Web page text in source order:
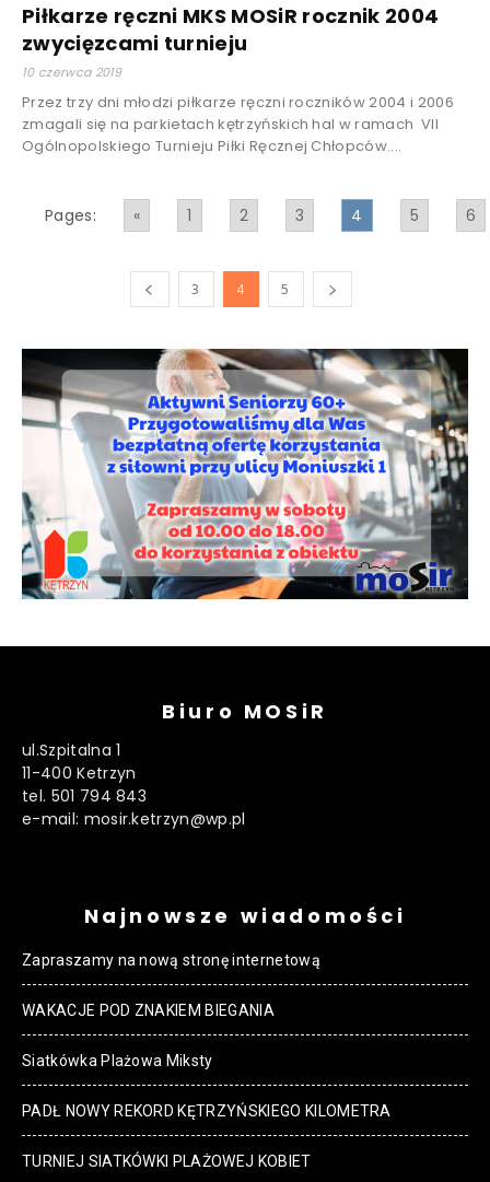
Piłkarze ręczni MKS MOSiR rocznik 2004
zwycięzcami turnieju
10 czerwca 2019
Przez trzy dni młodzi piłkarze ręczni roczników 2004 i 2006
zmagali się na parkietach kętrzyńskich hal w ramach VII
Ogólnopolskiego Turnieju Piłki Ręcznej Chłopców....
Pages: « 1 2 3 4 5 6
3 4 5
Biuro MOSiR
ul.Szpitalna 1
11-400 Ketrzyn
tel. 501 794 843
e-mail: mosir.ketrzyn@wp.pl
Najnowsze wiadomości
Zapraszamy na nową stronę internetową
WAKACJE POD ZNAKIEM BIEGANIA
Siatkówka Plażowa Miksty
PADŁ NOWY REKORD KĘTRZYŃSKIEGO KILOMETRA
TURNIEJ SIATKÓWKI PLAŻOWEJ KOBIET